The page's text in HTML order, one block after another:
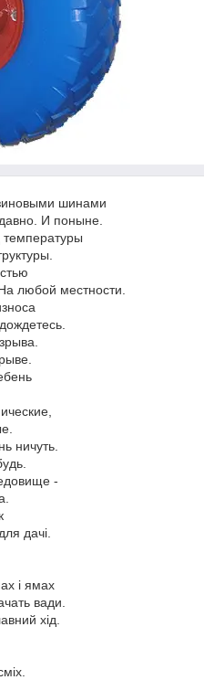
шинами
И поныне.
любой местности.
ничуть.
-
дачі.
і ямах
вади.
хід.